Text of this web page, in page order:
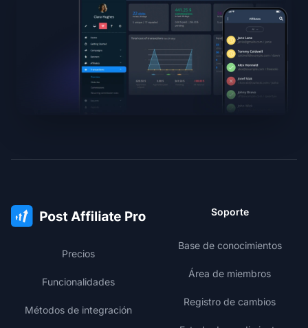
Precios
Funcionalidades
Métodos de integración
Soporte
Base de conocimientos
Área de miembros
Registro de cambios